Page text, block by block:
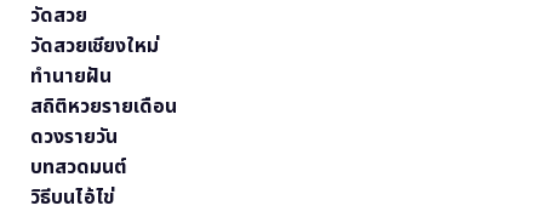
วัดสวย
วัดสวยเชียงใหม่
ทำนายฝัน
สถิติหวยรายเดือน
ดวงรายวัน
บทสวดมนต์
วิธีบนไอ้ไข่